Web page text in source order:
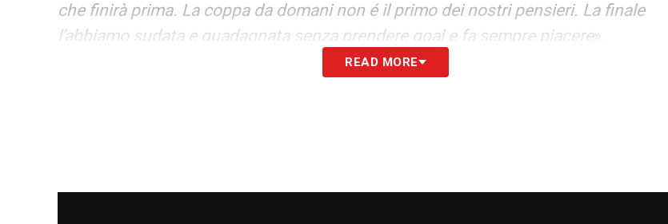
che finirà prima. La coppa da domani non é il primo dei nostri pensieri. La finale
l’abbiamo sudata e guadagnata senza prendere goal e fa sempre piacere».
Speravo di arrivare a questo punto della stagione cosi. Se
READ MORE